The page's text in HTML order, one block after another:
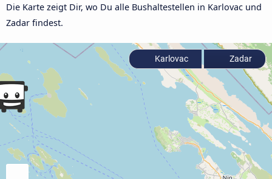
Die Karte zeigt Dir, wo Du alle Bushaltestellen in Karlovac und
Zadar findest.
Karlovac Zadar